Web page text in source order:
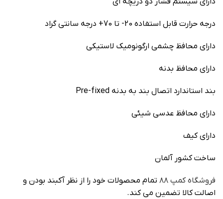
درجه حرارت قابل استفاده 20- تا 70+ درجه سانتي گراد
دارای محافظ چشمي ارگونوميک لاستيکي
دارای محافظ بدنه
بند استاندارد اتصال بند به بدنه Pre-fixed
دارای محافظ عدسي شيئي
دارای کيف
ساخت کشور آلمان
فروشگاه کمپ ۸۸
تمام محصولات خود را از نظر آکبند بودن و
اصالت کالا تضمین می کند.